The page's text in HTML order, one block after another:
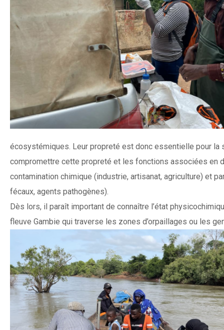
écosystémiques. Leur propreté est donc essentielle pour la
compromettre cette propreté et les fonctions associées en
contamination chimique (industrie, artisanat, agriculture) et
fécaux, agents pathogènes).
Dès lors, il paraît important de connaître l’état
fleuve Gambie qui traverse les zones d’orpaillages ou les